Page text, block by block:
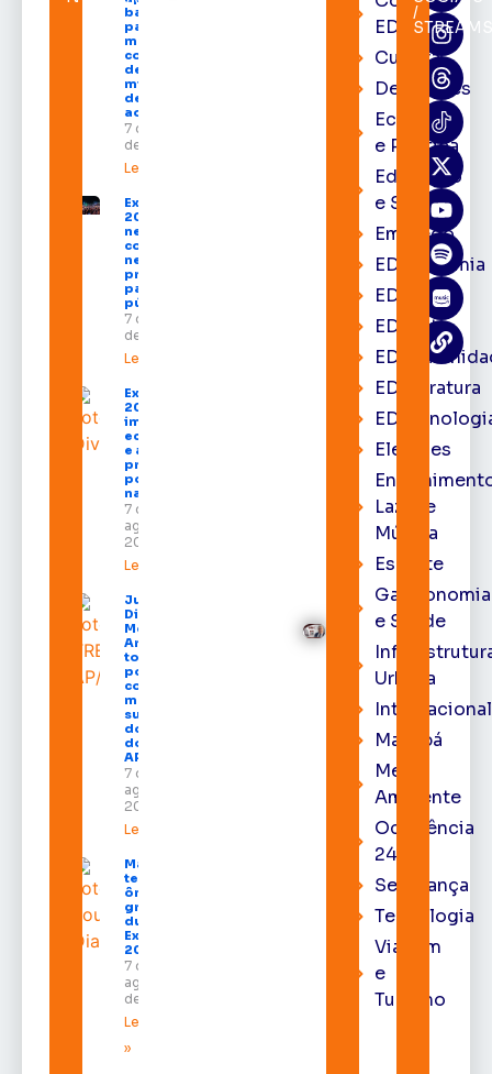
balanço
parcial do
mandato
com mais
de R$ 668
milhões
destinados
ao Amapá
7 de agosto
de 2026
Leia mais »
Expofeira
2026 começa
neste sábado
com shows,
negócios e
programação
para todos os
públicos
7 de agosto
de 2026
Leia mais »
Expofeira
2026
impulsiona
economia
e aumenta
procura
por hotéis
na capital
7 de
agosto de
2026
Leia mais »
Juiz
Diego
Moura de
Araújo
toma
posse
como
membro
substituto
do Pleno
do TRE-
AP
7 de
agosto de
2026
Leia mais »
Macapá
terá
ônibus
gratuitos
durante a
Expofeira
2026
7 de
agosto
de 2026
Leia mais
»
EDcast
Cultura
Destaques
Economia
e Política
Educação
e Saúde
Emprego
EDacademia
EDbrasília
EDcast
EDliteratura
Eleições
Lazer e
Música
Esporte
Gastronomia
e Saúde
Urbana
Internacional
Macapá
Meio
Ambiente
Ocorrência
24h
Segurança
Tecnologia
Viagem
e
Turismo
/
STREAMS